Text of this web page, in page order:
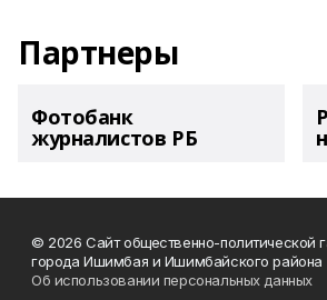
Партнеры
Фотобанк
журналистов РБ
© 2026 Сайт общественно-политической
города Ишимбая и Ишимбайского района
Об использовании персональных данных